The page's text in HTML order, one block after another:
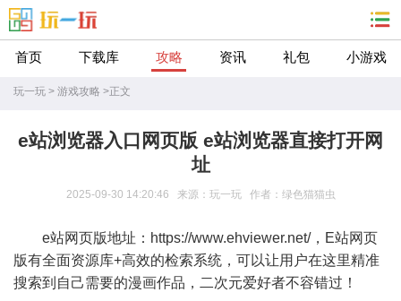
首页 下载库 攻略 资讯 礼包 小游戏
玩一玩 > 游戏攻略 >正文
e站浏览器入口网页版 e站浏览器直接打开网
址
2025-09-30 14:20:46 来源：玩一玩 作者：绿色猫猫虫
e站网页版地址：https://www.ehviewer.net/，E站网页
版有全面资源库+高效的检索系统，可以让用户在这里精准
搜索到自己需要的漫画作品，二次元爱好者不容错过！